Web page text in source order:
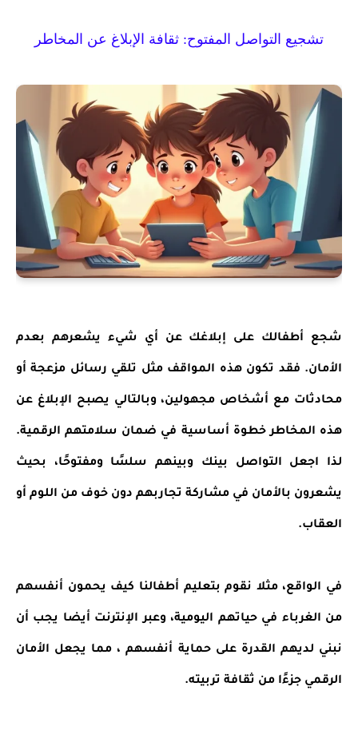
تشجيع التواصل المفتوح: ثقافة الإبلاغ عن المخاطر
شجع أطفالك على إبلاغك عن أي شيء يشعرهم بعدم
الأمان. فقد تكون هذه المواقف مثل تلقي رسائل مزعجة أو
محادثات مع أشخاص مجهولين، وبالتالي يصبح الإبلاغ عن
هذه المخاطر خطوة أساسية في ضمان سلامتهم الرقمية.
لذا اجعل التواصل بينك وبينهم سلسًا ومفتوحًا، بحيث
يشعرون بالأمان في مشاركة تجاربهم دون خوف من اللوم أو
العقاب.
في الواقع، مثلا نقوم بتعليم أطفالنا كيف يحمون أنفسهم
من الغرباء في حياتهم اليومية، وعبر الإنترنت أيضا يجب أن
نبني لديهم القدرة على حماية أنفسهم ، مما يجعل الأمان
الرقمي جزءًا من ثقافة تربيته.